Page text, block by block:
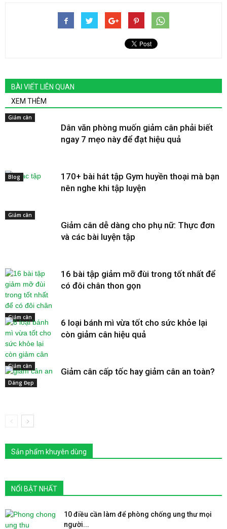
BÀI VIẾT LIÊN QUAN
XEM THÊM
Giảm cân
Dân văn phòng muốn giảm cân phải biết
ngay 7 mẹo này để đạt hiệu quả
Blog
170+ bài hát tập Gym huyền thoại mà bạn
nên nghe khi tập luyện
Giảm cân
Giảm cân dễ dàng cho phụ nữ: Thực đơn
và các bài luyện tập
Giảm cân
16 bài tập giảm mỡ đùi trong tốt nhất để
có đôi chân thon gọn
Giảm cân
6 loại bánh mì vừa tốt cho sức khỏe lại
còn giảm cân hiệu quả
Dáng Đẹp
Giảm cân cấp tốc hay giảm cân an toàn?
Sản phẩm khuyên dùng
NỔI BẬT NHẤT
10 điều cần làm để phòng chống ung thư mọi
người...